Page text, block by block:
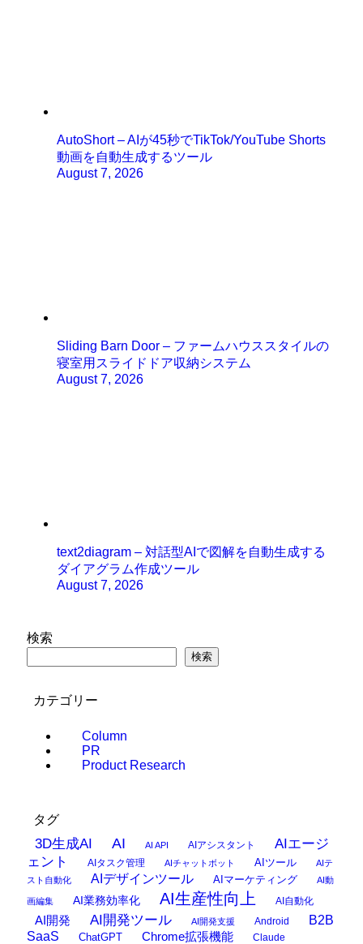
AutoShort – AIが45秒でTikTok/YouTube Shorts
動画を自動生成するツール
August 7, 2026
Sliding Barn Door – ファームハウススタイルの
寝室用スライドドア収納システム
August 7, 2026
text2diagram – 対話型AIで図解を自動生成する
ダイアグラム作成ツール
August 7, 2026
検索
検索
カテゴリー
Column
PR
Product Research
タグ
3D生成AI AI AI API AIアシスタント
AIエージ
ェント
AIタスク管理 AIチャットボット AIツール
AIテ
スト自動化
AIデザインツール AIマーケティング AI動
画編集 AI業務効率化 AI生産性向上 AI自動化
AI開発 AI開発ツール AI開発支援 Android
B2B
SaaS
ChatGPT Chrome拡張機能 Claude